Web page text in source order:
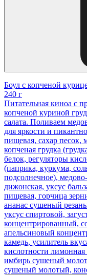
Боул с копченой
240 г
Питательная киноа с
копченой куриной
салата. Поливаем
для яркости и
пищевая, сахар песок,
копченая грудка
белок, регуляторы
(паприка, куркума,
подсолнечное),
дижонская, уксус
пищевая, горчица
ананас сушеный
уксус спиртовой,
концентрированный,
апельсиновый
камедь, усилитель
кислотности лимонная
имбирь сушеный
сушеный молотый,